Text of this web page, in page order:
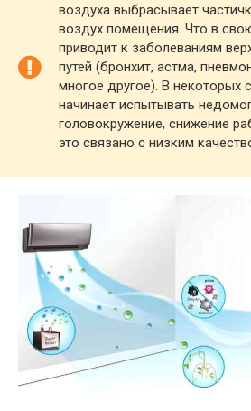
воздуха выбрасывает
воздух помещения. Что в
приводит к заболеваниям
путей (бронхит, астма,
многое другое). В некоторых
начинает испытывать
головокружение, снижение
это связано с низким